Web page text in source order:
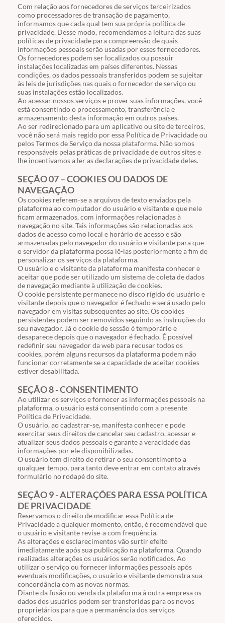
Com relação aos fornecedores de serviços terceirizados
como processadores de transação de pagamento,
informamos que cada qual tem sua própria política de
privacidade. Desse modo, recomendamos a leitura das suas
políticas de privacidade para compreensão de quais
informações pessoais serão usadas por esses fornecedores.
Os fornecedores podem ser localizados ou possuir
instalações localizadas em países diferentes. Nessas
condições, os dados pessoais transferidos podem se sujeitar
às leis de jurisdições nas quais o fornecedor de serviço ou
suas instalações estão localizados.
Ao acessar nossos serviços e prover suas informações, você
está consentindo o processamento, transferência e
armazenamento desta informação em outros países.
Ao ser redirecionado para um aplicativo ou site de terceiros,
você não será mais regido por essa Política de Privacidade ou
pelos Termos de Serviço da nossa plataforma. Não somos
responsáveis pelas práticas de privacidade de outros sites e
lhe incentivamos a ler as declarações de privacidade deles.
SEÇÃO 07 – COOKIES OU DADOS DE
NAVEGAÇÃO
Os cookies referem-se a arquivos de texto enviados pela
plataforma ao computador do usuário e visitante e que nele
ficam armazenados, com informações relacionadas à
navegação no site. Tais informações são relacionadas aos
dados de acesso como local e horário de acesso e são
armazenadas pelo navegador do usuário e visitante para que
o servidor da plataforma possa lê-las posteriormente a fim de
personalizar os serviços da plataforma.
O usuário e o visitante da plataforma manifesta conhecer e
aceitar que pode ser utilizado um sistema de coleta de dados
de navegação mediante à utilização de cookies.
O cookie persistente permanece no disco rígido do usuário e
visitante depois que o navegador é fechado e será usado pelo
navegador em visitas subsequentes ao site. Os cookies
persistentes podem ser removidos seguindo as instruções do
seu navegador. Já o cookie de sessão é temporário e
desaparece depois que o navegador é fechado. É possível
redefinir seu navegador da web para recusar todos os
cookies, porém alguns recursos da plataforma podem não
funcionar corretamente se a capacidade de aceitar cookies
estiver desabilitada.
SEÇÃO 8 - CONSENTIMENTO
Ao utilizar os serviços e fornecer as informações pessoais na
plataforma, o usuário está consentindo com a presente
Política de Privacidade.
O usuário, ao cadastrar-se, manifesta conhecer e pode
exercitar seus direitos de cancelar seu cadastro, acessar e
atualizar seus dados pessoais e garante a veracidade das
informações por ele disponibilizadas.
O usuário tem direito de retirar o seu consentimento a
qualquer tempo, para tanto deve entrar em contato através
formulário no rodapé do site.
SEÇÃO 9 - ALTERAÇÕES PARA ESSA POLÍTICA
DE PRIVACIDADE
Reservamos o direito de modificar essa Política de
Privacidade a qualquer momento, então, é recomendável que
o usuário e visitante revise-a com frequência.
As alterações e esclarecimentos vão surtir efeito
imediatamente após sua publicação na plataforma. Quando
realizadas alterações os usuários serão notificados. Ao
utilizar o serviço ou fornecer informações pessoais após
eventuais modificações, o usuário e visitante demonstra sua
concordância com as novas normas.
Diante da fusão ou venda da plataforma à outra empresa os
dados dos usuários podem ser transferidas para os novos
proprietários para que a permanência dos serviços
oferecidos.